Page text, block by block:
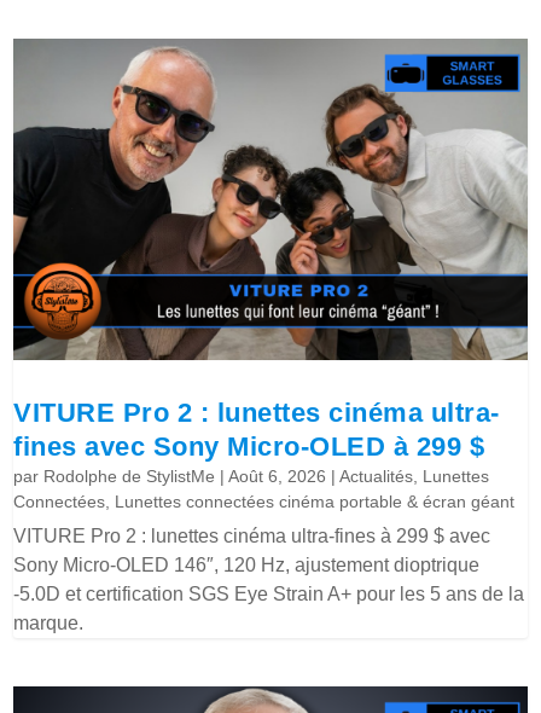
VITURE Pro 2 : lunettes cinéma ultra-
fines avec Sony Micro-OLED à 299 $
par Rodolphe de StylistMe |Août 6, 2026 |Actualités Lunettes
Connectées Lunettes connectées cinéma portable & écran géant
VITURE Pro 2 : lunettes cinéma ultra-fines à 299 $ avec
Sony Micro-OLED 146″, 120 Hz, ajustement dioptrique
-5.0D et certification SGS Eye Strain A+ pour les 5 ans de la
marque.